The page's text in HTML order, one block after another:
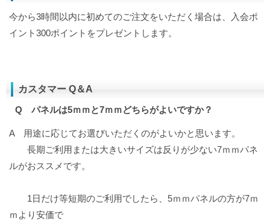
今から3時間以内に初めてのご注文をいただく場合は、入会ポ
イント300ポイントをプレゼントします。
カスタマー Q＆A
Q パネルは5ｍｍと7ｍｍどちらがよいですか？
A 用途に応じてお選びいただくのがよいかと思います。
長期ご利用または大きいサイズは反りが少ない7ｍｍパネ
ルがおススメです。
1日だけ等短期のご利用でしたら、5ｍｍパネルの方が7ｍ
ｍより安価で